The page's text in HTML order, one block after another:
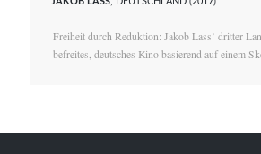
Freiheit durch Reduktion: Jakob Lass’ dritter
befreites, deutsches Kino basierend auf einem